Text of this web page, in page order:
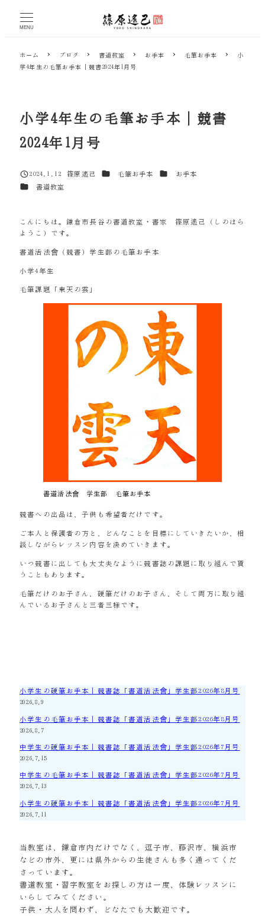
MENU
ホーム ブログ 書道教室 お手本 毛筆お手本
小
学4年生の毛筆お手本｜競書2024年1月号
小学4年生の毛筆お手本｜競書
2024年1月号
投稿日
2024.1.12
篠原遙己 カテゴリー
毛筆お手本 カテゴリー
お手本
カテゴリー
書道教室
こんにちは。鎌倉市長谷の書道教室・書家 篠原遙己（しのはら
ようこ）です。
書道活法會（競書）学生部の毛筆お手本
小学4年生
毛筆課題「東天の雲」
書道活法會 学生部 毛筆お手本
競書への出品は、子供も希望者だけです。
ご本人と保護者の方と、どんなことを目標にしていきたいか、相
談しながらレッスン内容を決めていきます。
いつ競書に出しても大丈夫なように競書誌の課題に取り組んで貰
うこともあります。
毛筆だけのお子さん、硬筆だけのお子さん、そして両方に取り組
んでいるお子さんと三者三様です。
小学生の硬筆お手本｜競書誌「書道活法會」学生部2026年8月号
2026.8.9
小学生の毛筆お手本｜競書誌「書道活法會」学生部2026年8月号
2026.8.7
中学生の硬筆お手本｜競書誌「書道活法會」学生部2026年7月号
2026.7.15
中学生の毛筆お手本｜競書誌「書道活法會」学生部2026年7月号
2026.7.13
小学生の硬筆お手本｜競書誌「書道活法會」学生部2026年7月号
2026.7.11
当教室は、鎌倉市内だけでなく、逗子市、藤沢市、横浜市
などの市外、更には県外からの生徒さんも多く通ってくだ
さっています。
書道教室・習字教室をお探しの方は一度、体験レッスンに
いらしてみてください。
子供・大人を問わず、どなたでも大歓迎です。